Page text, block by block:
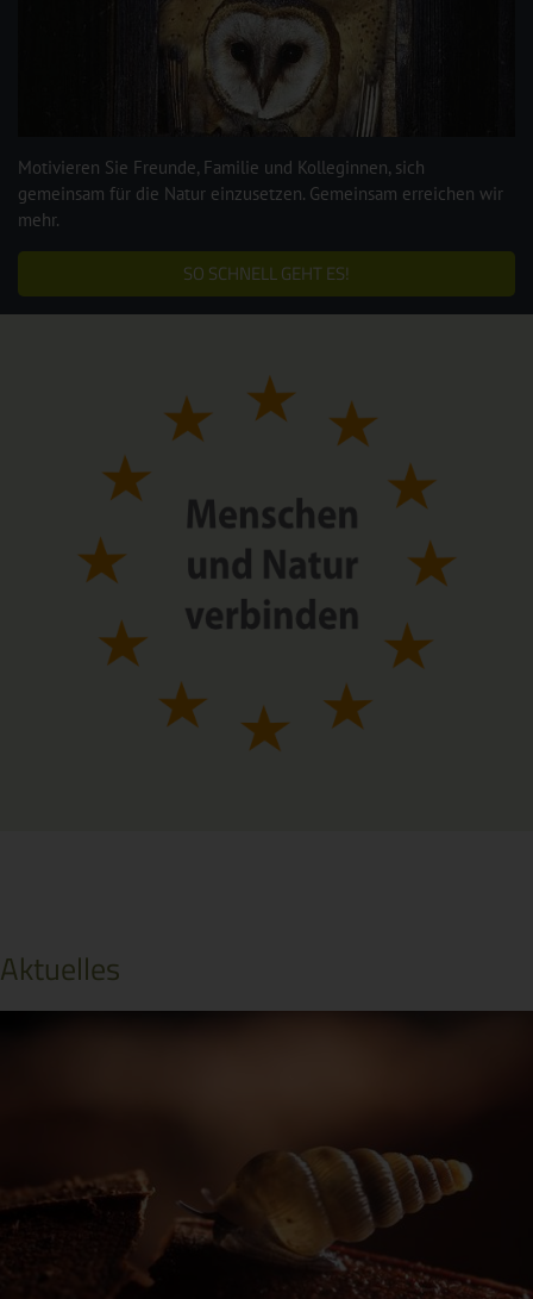
Motivieren Sie Freunde, Familie und Kolleginnen, sich
gemeinsam für die Natur einzusetzen. Gemeinsam erreichen wir
mehr.
SO SCHNELL GEHT ES!
Aktuelles